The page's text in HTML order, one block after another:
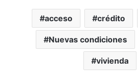
acceso crédito
Nuevas condiciones
vivienda